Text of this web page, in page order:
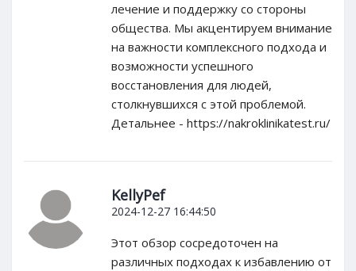
лечение и поддержку со стороны
общества. Мы акцентируем внимание
на важности комплексного подхода и
возможности успешного
восстановления для людей,
столкнувшихся с этой проблемой.
Детальнее - https://nakroklinikatest.ru/
KellyPef
2024-12-27 16:44:50
Этот обзор сосредоточен на
различных подходах к избавлению от